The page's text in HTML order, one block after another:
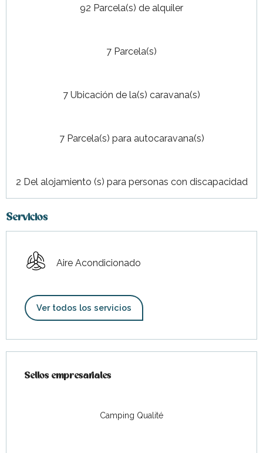
92 Parcela(s) de alquiler
7 Parcela(s)
7 Ubicación de la(s) caravana(s)
7 Parcela(s) para autocaravana(s)
2 Del alojamiento (s) para personas con discapacidad
Servicios
Aire Acondicionado
Ver todos los servicios
Sellos empresariales
Sellos empresariales
Camping Qualité